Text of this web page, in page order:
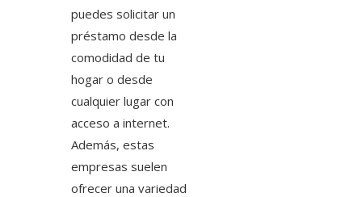
puedes solicitar un
préstamo desde la
comodidad de tu
hogar o desde
cualquier lugar con
acceso a internet.
Además, estas
empresas suelen
ofrecer una variedad